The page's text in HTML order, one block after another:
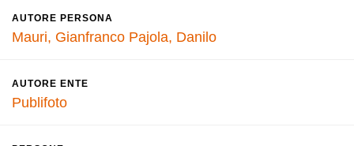
AUTORE PERSONA
Mauri, Gianfranco Pajola, Danilo
AUTORE ENTE
Publifoto